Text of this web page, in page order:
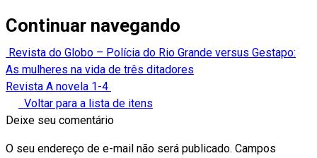
Continuar navegando
Revista do Globo – Polícia do Rio Grande versus Gestapo:
As mulheres na vida de três ditadores
Revista A novela 1-4
Voltar para a lista de itens
Deixe seu comentário
O seu endereço de e-mail não será publicado. Campos